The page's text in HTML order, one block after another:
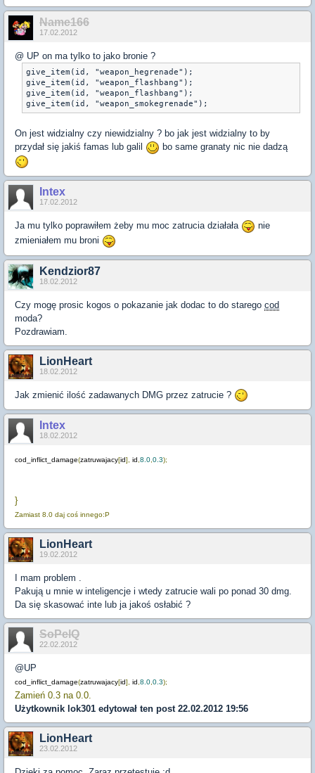
Name166
17.02.2012
@ UP on ma tylko to jako bronie ?
give_item(id, "weapon_hegrenade");
give_item(id, "weapon_flashbang");
give_item(id, "weapon_flashbang");
On jest widzialny czy niewidzialny ? bo jak jest widzialny to by
przydał się jakiś famas lub galil
bo same granaty nic nie dadzą
Intex
17.02.2012
Ja mu tylko poprawiłem żeby mu moc zatrucia działała
nie
zmieniałem mu broni
Kendzior87
18.02.2012
Czy mogę prosic kogos o pokazanie jak dodac to do starego cod
moda?
Pozdrawiam.
LionHeart
18.02.2012
Jak zmienić ilość zadawanych DMG przez zatrucie ?
Intex
18.02.2012
cod_inflict_damage(zatruwajacy[id], id 8.0 0.3);
}
Zamiast 8.0 daj coś innego:P
LionHeart
19.02.2012
I mam problem .
Pakują u mnie w inteligencje i wtedy zatrucie wali po ponad 30 dmg.
Da się skasować inte lub ja jakoś osłabić ?
SoPelQ
22.02.2012
@UP
cod_inflict_damage(zatruwajacy[id], id 8.0 0.3);
Zamień 0.3 na 0.0.
Użytkownik lok301 edytował ten post 22.02.2012 19:56
LionHeart
23.02.2012